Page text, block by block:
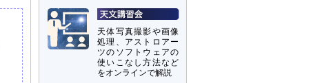
天体写真撮影や画像
処理、アストロアー
ツのソフトウェアの
使いこなし方法など
をオンラインで解説